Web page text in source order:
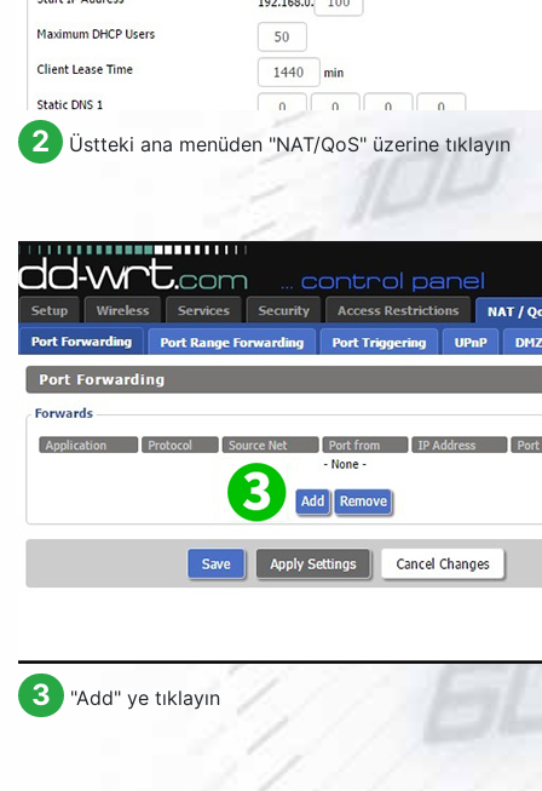
2 Üstteki ana menüden "NAT/QoS" üzerine tıklayın
3 "Add" ye tıklayın